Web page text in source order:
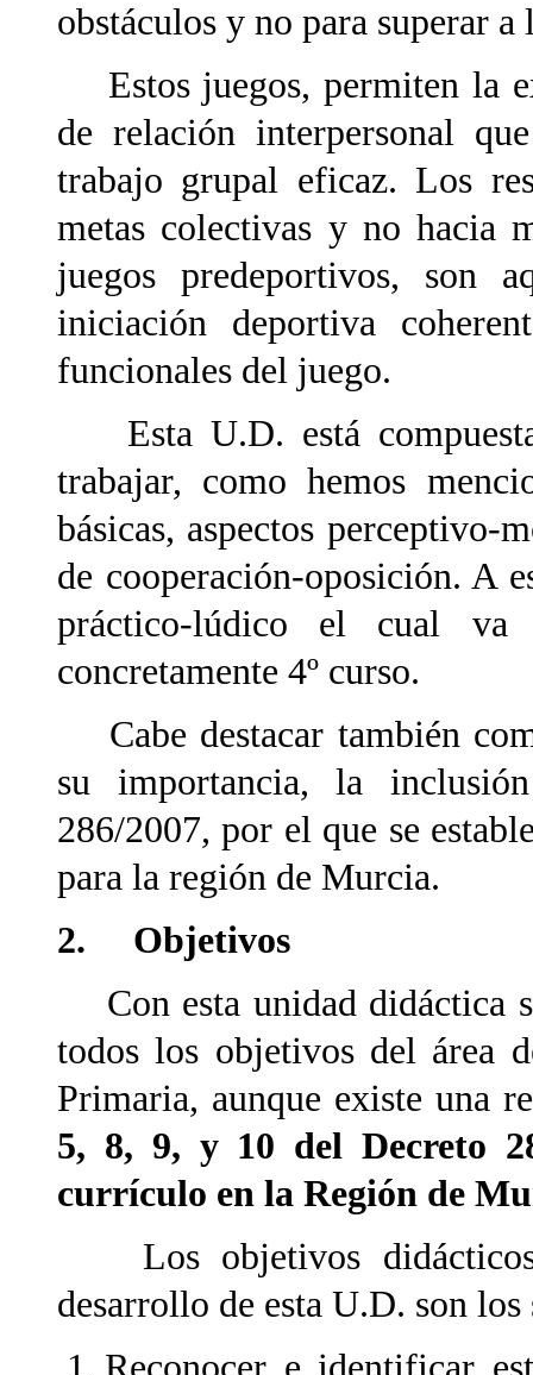
obstáculos y no para superar a
Estos juegos, permiten la
de relación interpersonal
trabajo grupal eficaz. Los
metas colectivas y no hacia
juegos predeportivos, son
iniciación deportiva
funcionales del juego.
Esta U.D. está
trabajar, como hemos
básicas, aspectos perceptivo-
de cooperación-oposición. A
práctico-lúdico el cual
concretamente 4º curso.
Cabe destacar también
su importancia, la
286/2007, por el que se
para la región de Murcia.
2. Objetivos
Con esta unidad didáctica
todos los objetivos del área
Primaria, aunque existe una
5, 8, 9, y 10 del Decreto
currículo en la Región de
Los objetivos didácticos
desarrollo de esta U.D. son los